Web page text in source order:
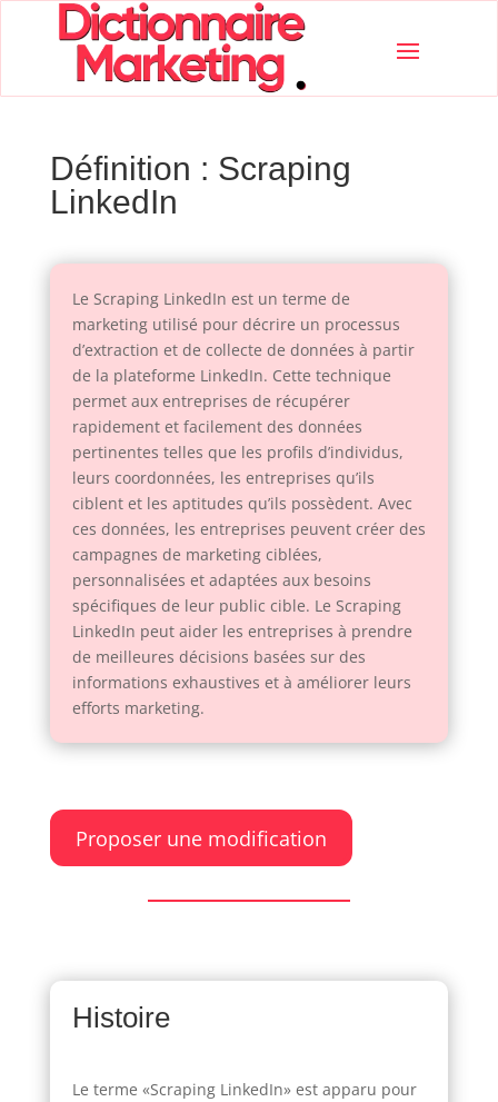
Définition : Scraping
LinkedIn
Le Scraping LinkedIn est un terme de
marketing utilisé pour décrire un processus
d’extraction et de collecte de données à partir
de la plateforme LinkedIn. Cette technique
permet aux entreprises de récupérer
rapidement et facilement des données
pertinentes telles que les profils d’individus,
leurs coordonnées, les entreprises qu’ils
ciblent et les aptitudes qu’ils possèdent. Avec
ces données, les entreprises peuvent créer des
campagnes de marketing ciblées,
personnalisées et adaptées aux besoins
spécifiques de leur public cible. Le Scraping
LinkedIn peut aider les entreprises à prendre
de meilleures décisions basées sur des
informations exhaustives et à améliorer leurs
efforts marketing.
Proposer une modification
Histoire
Le terme «Scraping LinkedIn» est apparu pour